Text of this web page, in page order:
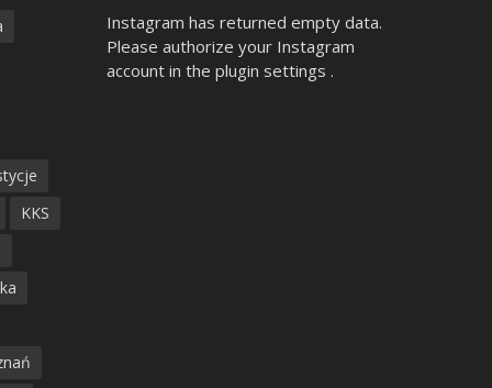
KKS
Instagram has returned empty data.
Please authorize your Instagram
account in the plugin settings .